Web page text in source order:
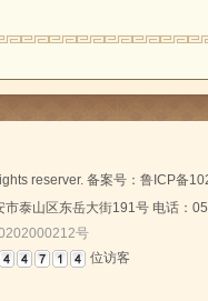
reserver. 备案号： 鲁ICP备
市泰山区东岳大街191号 电话：
号
位访客